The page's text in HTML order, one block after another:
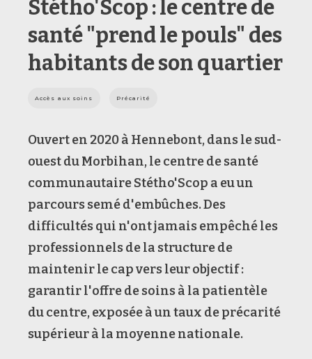
Stétho'Scop : le centre de
santé "prend le pouls" des
habitants de son quartier
Accès aux soins Précarité
Ouvert en 2020 à Hennebont, dans le sud-
ouest du Morbihan, le centre de santé
communautaire Stétho'Scop a eu un
parcours semé d'embûches. Des
difficultés qui n'ont jamais empêché les
professionnels de la structure de
maintenir le cap vers leur objectif :
garantir l'offre de soins à la patientèle
du centre, exposée à un taux de précarité
supérieur à la moyenne nationale.